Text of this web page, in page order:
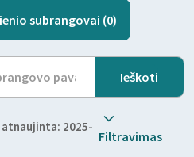
subrangovai (0)
2025-
Filtravimas